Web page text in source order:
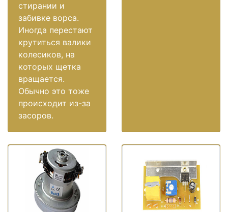
стирании и
забивке ворса.
Иногда перестают
крутиться валики
колесиков, на
которых щетка
вращается.
Обычно это тоже
происходит из-за
засоров.